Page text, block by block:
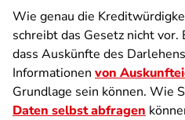
Wie genau die
schreibt das Gesetz nicht vor.
dass Auskünfte des
Informationen von
Grundlage sein können. Wie
Daten selbst abfragen